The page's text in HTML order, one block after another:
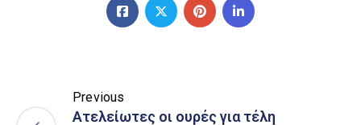
Previous
Ατελείωτες οι ουρές για τέλη